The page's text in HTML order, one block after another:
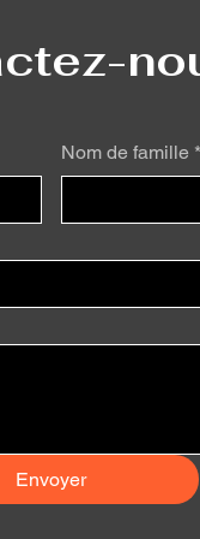
Aperçu rapide
Snoot
Nom de famille *
Envoyer